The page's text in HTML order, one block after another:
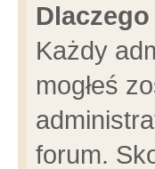
Każdy
mogłeś
forum.